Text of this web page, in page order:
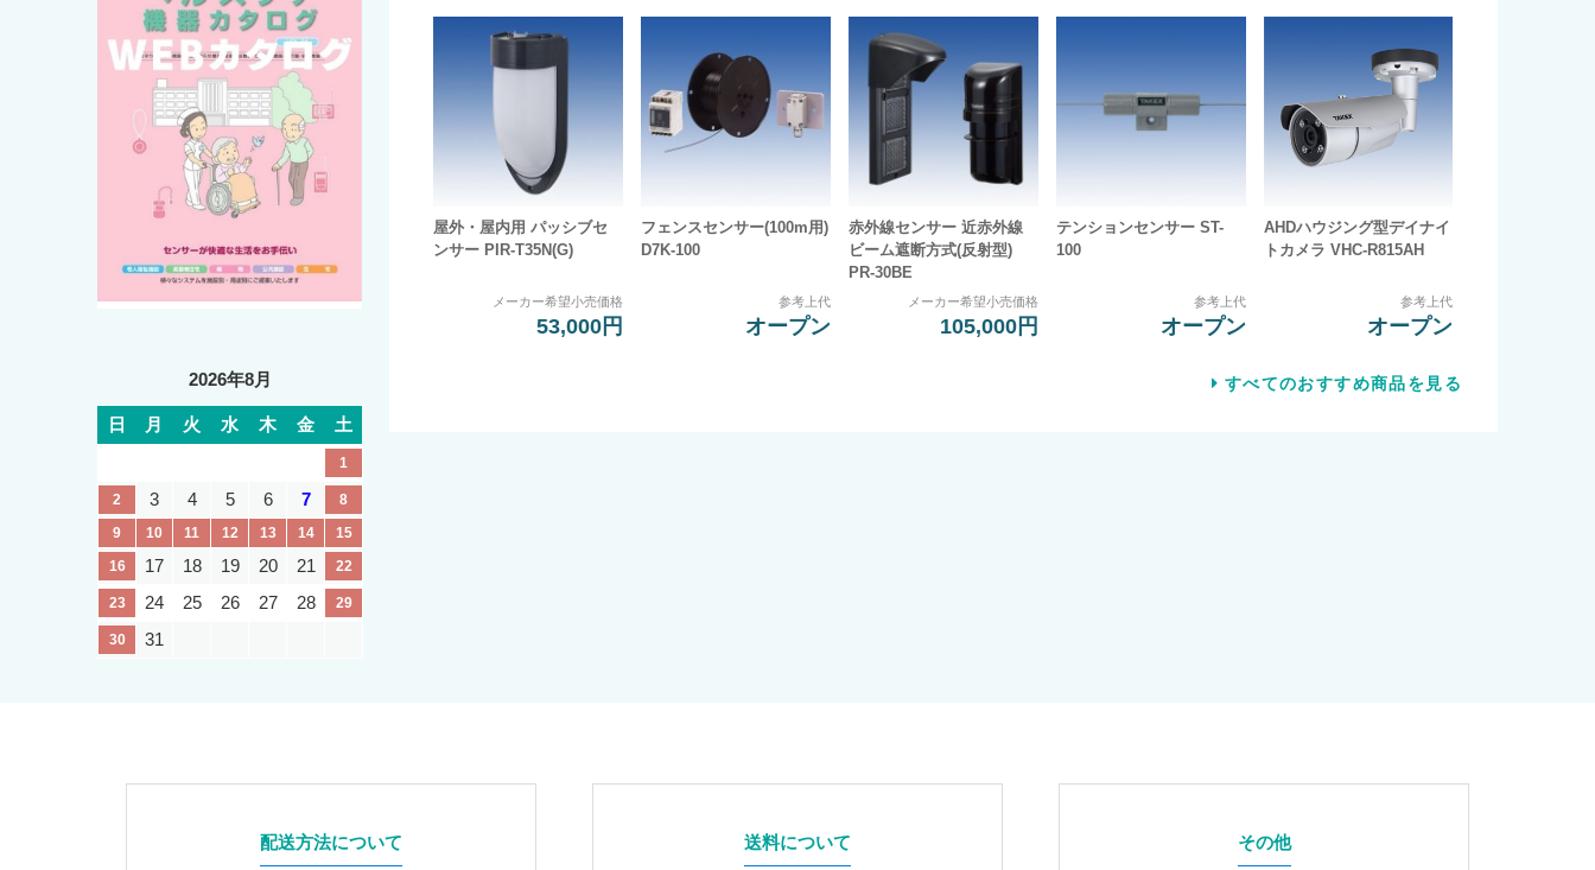
屋外・屋内用 パッシブセ
ンサー PIR-T35N(G)
メーカー希望小売価格
53,000円
フェンスセンサー(100m用)
D7K-100
参考上代
オープン
赤外線センサー 近赤外線
ビーム遮断方式(反射型)
PR-30BE
メーカー希望小売価格
105,000円
テンションセンサー ST-
100
参考上代
オープン
AHDハウジング型デイナイ
トカメラ VHC-R815AH
参考上代
オープン
すべてのおすすめ商品を見る
2026年8月
日 月 火 水 木 金 土
1
2 3 4 5 6 7
8
9
10 11 12 13 14
15
16
17 18 19 20 21 22
23 24 25 26 27 28 29
30 31
配送方法について 送料について その他